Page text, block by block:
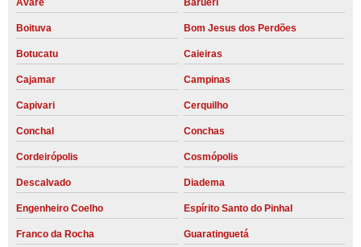
Avaré Barueri
Boituva Bom Jesus dos Perdões
Botucatu Caieiras
Cajamar Campinas
Capivari Cerquilho
Conchal Conchas
Cordeirópolis Cosmópolis
Descalvado Diadema
Engenheiro Coelho Espírito Santo do Pinhal
Franco da Rocha Guaratinguetá